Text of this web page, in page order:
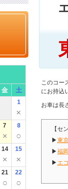
このコー
にお持込
お車は長
【セ
▶東
▶福
▶エ
金 土
1
×
7
×
8
○
14
×
15
×
21
○
22
○